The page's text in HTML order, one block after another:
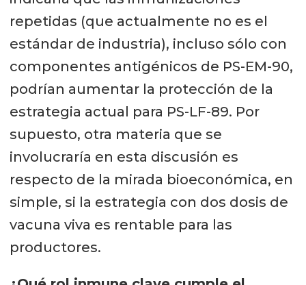
repetidas (que actualmente no es el
estándar de industria), incluso sólo con
componentes antigénicos de PS-EM-90,
podrían aumentar la protección de la
estrategia actual para PS-LF-89. Por
supuesto, otra materia que se
involucraría en esta discusión es
respecto de la mirada bioeconómica, en
simple, si la estrategia con dos dosis de
vacuna viva es rentable para las
productores.